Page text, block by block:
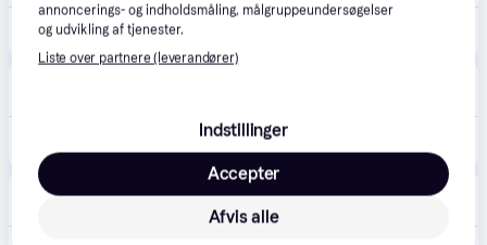
Garmin UltraFit urrem 22 mm nylon, grå.
1-2 dage
annoncerings- og indholdsmåling, målgruppeundersøgelser
og udvikling af tjenester.
Liste over partnere (leverandører)
Indstillinger
Afvis alle
Accepter